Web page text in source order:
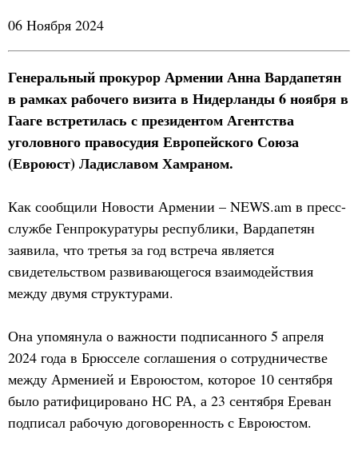
06 Ноября 2024
Генеральный прокурор Армении Анна Вардапетян
в рамках рабочего визита в Нидерланды 6 ноября в
Гааге встретилась с президентом Агентства
уголовного правосудия Европейского Союза
(Евроюст) Ладиславом Хамраном.
Как сообщили Новости Армении – NEWS.am в пресс-
службе Генпрокуратуры республики, Вардапетян
заявила, что третья за год встреча является
свидетельством развивающегося взаимодействия
между двумя структурами.
Она упомянула о важности подписанного 5 апреля
2024 года в Брюсселе соглашения о сотрудничестве
между Арменией и Евроюстом, которое 10 сентября
было ратифицировано НС РА, а 23 сентября Ереван
подписал рабочую договоренность с Евроюстом.